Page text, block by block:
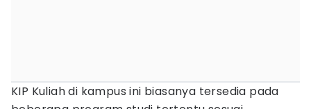
KIP Kuliah di kampus ini biasanya tersedia pada